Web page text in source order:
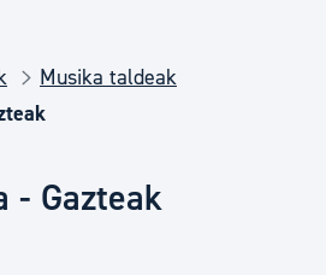
Musika taldeak
Gazteak